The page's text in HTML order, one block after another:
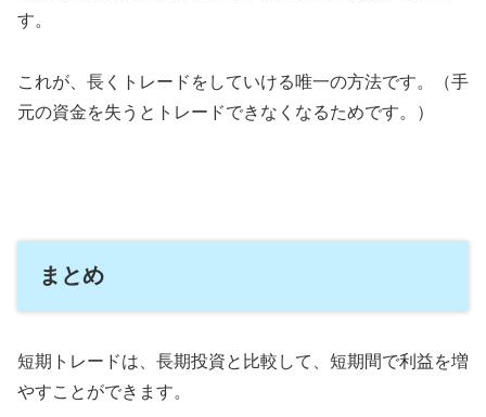
す。
これが、長くトレードをしていける唯一の方法です。（手
元の資金を失うとトレードできなくなるためです。）
まとめ
短期トレードは、長期投資と比較して、短期間で利益を増
やすことができます。